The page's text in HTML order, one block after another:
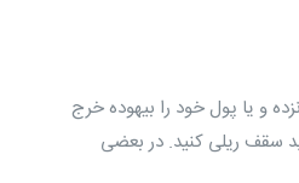
و یا پول خود را بیهوده خرج
سقف ریلی کنید. در بعضی